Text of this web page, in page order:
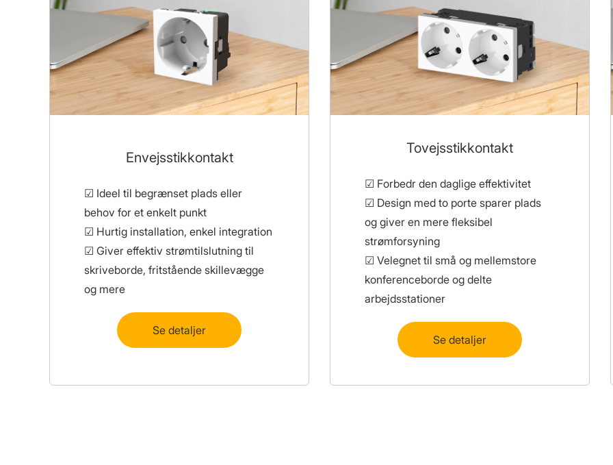
Envejsstikkontakt
☑ Ideel til begrænset plads eller
behov for et enkelt punkt
☑ Hurtig installation, enkel integration
☑ Giver effektiv strømtilslutning til
skriveborde, fritstående skillevægge
og mere
Se detaljer
Tovejsstikkontakt
☑ Forbedr den daglige effektivitet
☑ Design med to porte sparer plads
og giver en mere fleksibel
strømforsyning
☑ Velegnet til små og mellemstore
konferenceborde og delte
arbejdsstationer
Se detaljer